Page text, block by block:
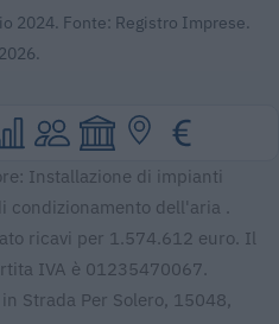
2024. Fonte: Registro Imprese.
Installazione di impianti
condizionamento dell'aria .
ricavi per 1.574.612 euro. Il
IVA è 01235470067.
Strada Per Solero, 15048,